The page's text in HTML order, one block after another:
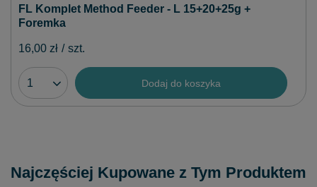
FL Komplet Method Feeder - L 15+20+25g +
Foremka
16,00 zł / szt.
Dodaj do koszyka
Najczęściej Kupowane z Tym Produktem